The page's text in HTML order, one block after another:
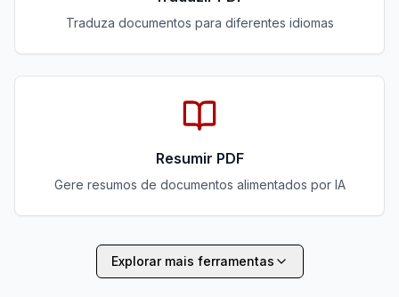
Traduza documentos para diferentes idiomas
Resumir PDF
Gere resumos de documentos alimentados por IA
Explorar mais ferramentas